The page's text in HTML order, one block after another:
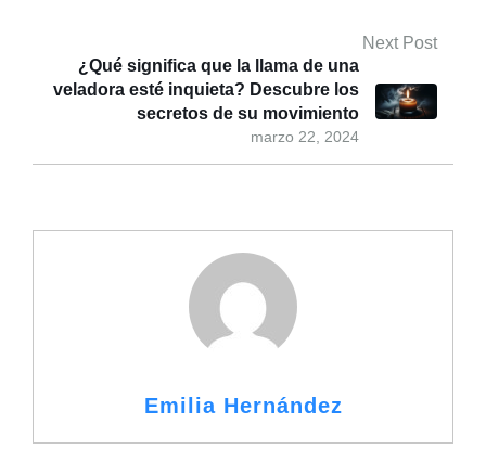
Next Post
marzo 22, 2024
¿Qué significa que la llama de una
veladora esté inquieta? Descubre los
secretos de su movimiento
Emilia Hernández